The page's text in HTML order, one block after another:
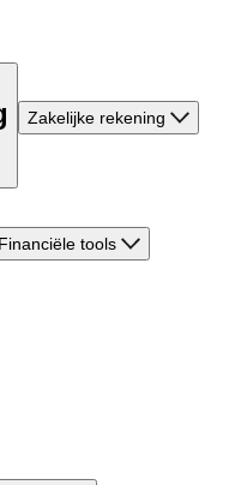
Zakelijke rekening
Financiële tools